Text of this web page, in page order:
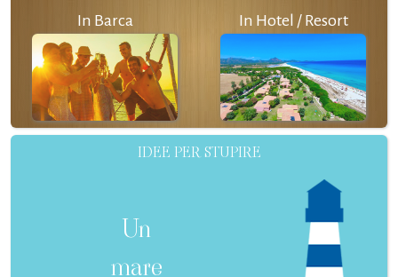
In Barca In Hotel / Resort
IDEE PER STUPIRE
Un
mare